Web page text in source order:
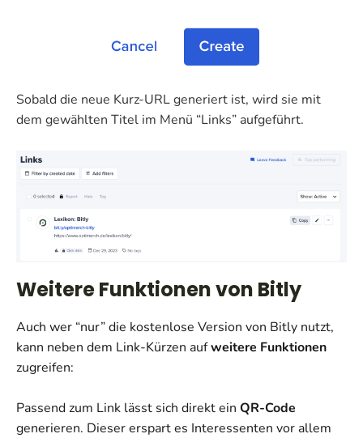
Sobald die neue Kurz-URL generiert ist, wird sie mit
dem gewählten Titel im Menü “Links” aufgeführt.
Weitere Funktionen von Bitly
Auch wer “nur” die kostenlose Version von Bitly nutzt,
kann neben dem Link-Kürzen aufweitere Funktionen
zugreifen:
Passend zum Link lässt sich direkt ein QR-Code
generieren. Dieser erspart es Interessenten vor allem